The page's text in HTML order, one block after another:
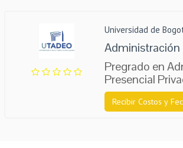
Universidad de
Administración
Pregrado en
Presencial
Recibir Costos y